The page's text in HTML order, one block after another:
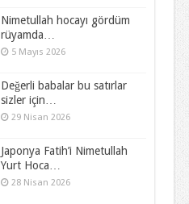
Nimetullah hocayı gördüm
rüyamda…
5 Mayıs 2026
Değerli babalar bu satırlar
sizler için…
29 Nisan 2026
Japonya Fatih’i Nimetullah
Yurt Hoca…
28 Nisan 2026